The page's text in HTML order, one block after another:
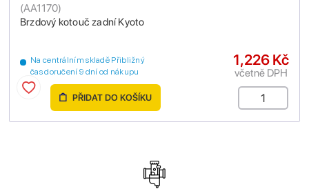
Brzdový kotouč zadní Kyoto
(AA1170)
Na centrálním skladě Přibližný
čas doručení 9 dní od nákupu
1,226 Kč
včetně DPH
PŘIDAT DO KOŠÍKU